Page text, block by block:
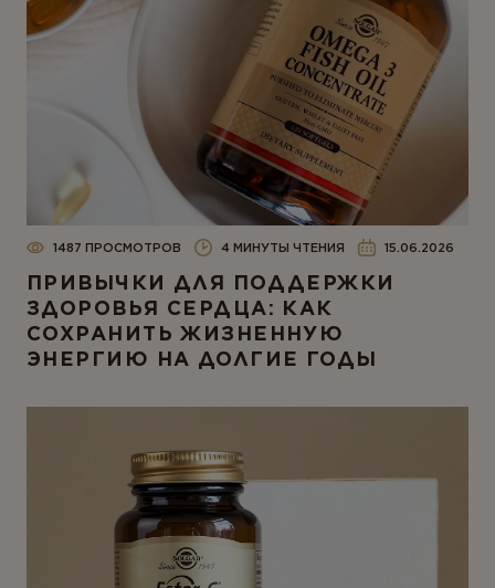
1487 ПРОСМОТРОВ 4 МИНУТЫ ЧТЕНИЯ 15.06.2026
ПРИВЫЧКИ ДЛЯ ПОДДЕРЖКИ
ЗДОРОВЬЯ СЕРДЦА: КАК
СОХРАНИТЬ ЖИЗНЕННУЮ
ЭНЕРГИЮ НА ДОЛГИЕ ГОДЫ